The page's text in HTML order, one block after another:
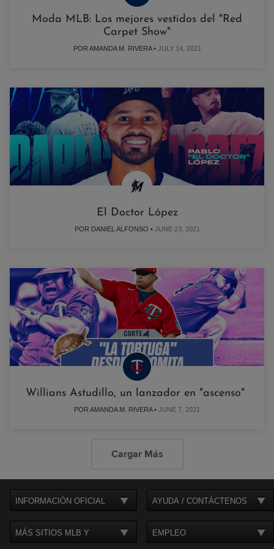
Moda MLB: Los mejores vestidos del "Red
Carpet Show"
POR AMANDA M. RIVERA • JULY 14, 2021
El Doctor López
POR DANIEL ALFONSO • JUNE 23, 2021
Willians Astudillo, un lanzador en "ascenso"
POR AMANDA M. RIVERA • JUNE 7, 2021
Cargar Más
INFORMACIÓN OFICIAL AYUDA / CONTÁCTENOS
MÁS SITIOS MLB Y EMPLEO